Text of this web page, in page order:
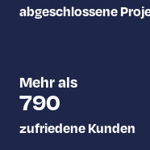
abgeschlossene
Mehr als
796
zufriedene Kunden